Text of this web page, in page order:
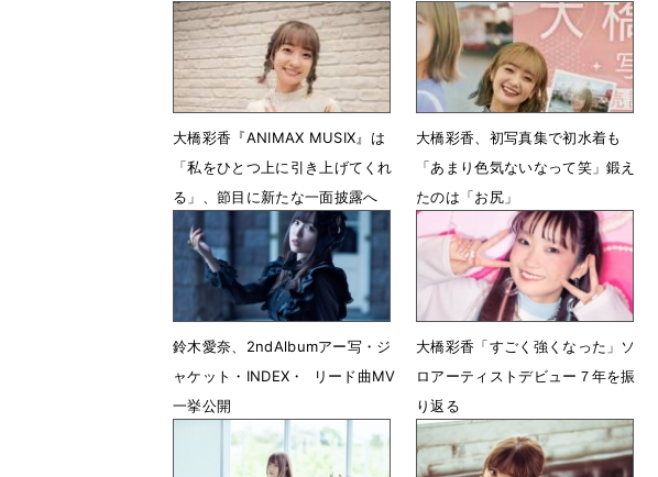
大橋彩香『ANIMAX MUSIX』は
「私をひとつ上に引き上げてくれ
る」、節目に新たな一面披露へ
3月29日 12時00分
大橋彩香、初写真集で初水着も
「あまり色気ないなって笑」鍛え
たのは「お尻」
9月30日 14時46分
鈴木愛奈、2ndAlbumアー写・ジ
ャケット・INDEX・ リード曲MV
一挙公開
10月31日 23時05分
大橋彩香「すごく強くなった」ソ
ロアーティストデビュー７年を振
り返る
8月6日 18時00分